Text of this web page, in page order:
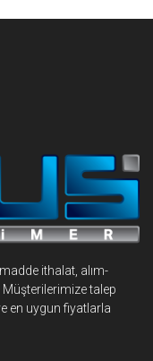
ithalat, alım-
talep
en uygun fiyatlarla